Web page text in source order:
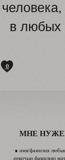
в любых
0
МНЕ
∎ имя/фамилия
девичью фамилию